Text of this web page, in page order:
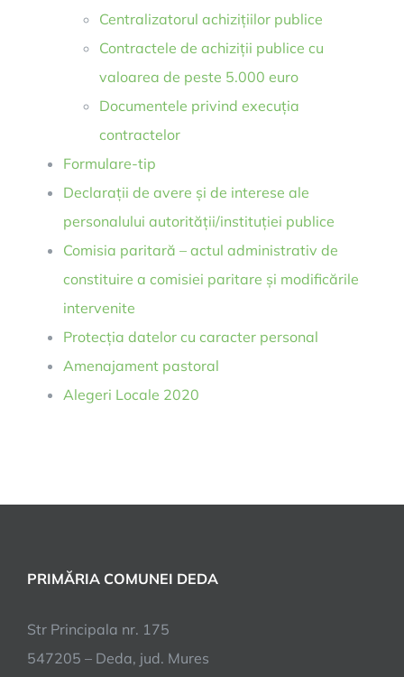
Centralizatorul achizițiilor publice
Contractele de achiziții publice cu
valoarea de peste 5.000 euro
Documentele privind execuția
contractelor
Formulare-tip
Declarații de avere și de interese ale
personalului autorității/instituției publice
Comisia paritară – actul administrativ de
constituire a comisiei paritare și modificările
intervenite
Protecția datelor cu caracter personal
Amenajament pastoral
Alegeri Locale 2020
PRIMĂRIA COMUNEI DEDA
Str Principala nr. 175
547205 – Deda, jud. Mures